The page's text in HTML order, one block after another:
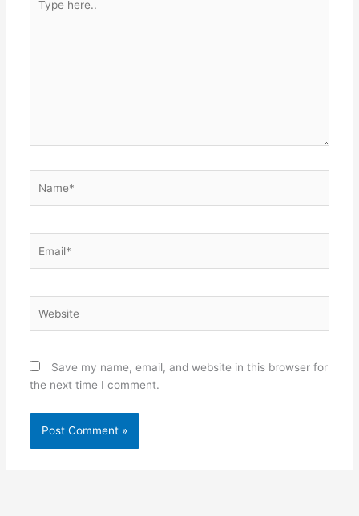
here..
Save my name, email, and website in this browser for
the next time I comment.